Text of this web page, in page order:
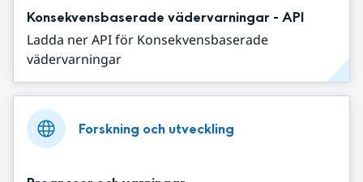
Konsekvensbaserade vädervarningar - API
Ladda ner API för Konsekvensbaserade
vädervarningar
Forskning och utveckling